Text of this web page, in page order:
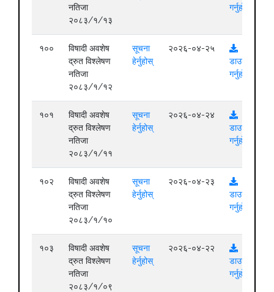
नतिजा
२०८३/१/१३
गर्नुहोस्
१००
विषादी अवशेष
द्रुत विश्लेषण
नतिजा
२०८३/१/१२
सूचना
हेर्नुहोस्
२०२६-०४-२५
डाउनलोड
गर्नुहोस्
१०१
विषादी अवशेष
द्रुत विश्लेषण
नतिजा
२०८३/१/११
सूचना
हेर्नुहोस्
२०२६-०४-२४
डाउनलोड
गर्नुहोस्
१०२
विषादी अवशेष
द्रुत विश्लेषण
नतिजा
२०८३/१/१०
सूचना
हेर्नुहोस्
२०२६-०४-२३
डाउनलोड
गर्नुहोस्
१०३
विषादी अवशेष
द्रुत विश्लेषण
नतिजा
२०८३/१/०९
सूचना
हेर्नुहोस्
२०२६-०४-२२
डाउनलोड
गर्नुहोस्